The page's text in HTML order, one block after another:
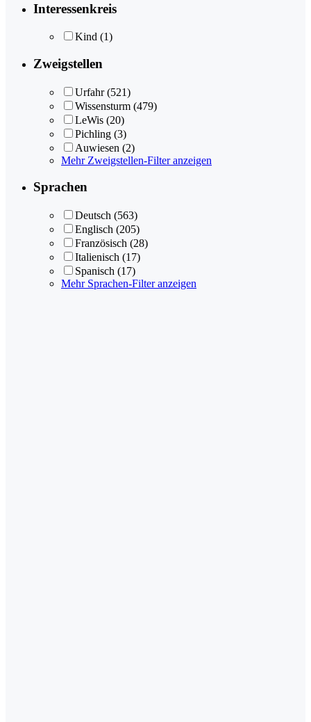
Interessenkreis
Kind (1)
Zweigstellen
Urfahr (521)
Wissensturm (479)
LeWis (20)
Pichling (3)
Auwiesen (2)
Mehr Zweigstellen-Filter anzeigen
Sprachen
Deutsch (563)
Englisch (205)
Französisch (28)
Italienisch (17)
Spanisch (17)
Mehr Sprachen-Filter anzeigen